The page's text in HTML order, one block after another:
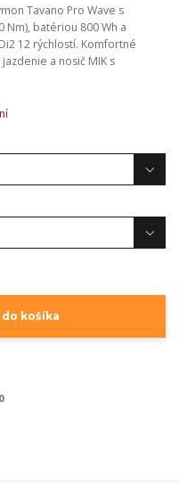
Tavano Pro Wave s
Nm), batériou 800 Wh a
12 rýchlostí. Komfortné
a nosič MIK s
košíka